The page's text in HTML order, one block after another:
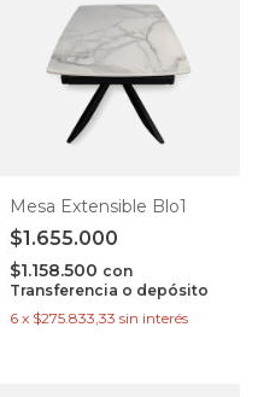
Mesa Extensible Blo1
$1.655.000
$1.158.500 con
Transferencia o depósito
6 x $275.833,33 sin interés